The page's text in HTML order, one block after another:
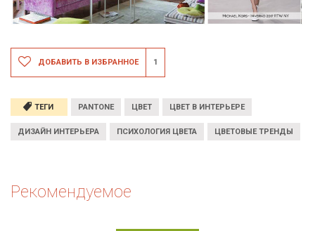
ДОБАВИТЬ В ИЗБРАННОЕ 1
ТЕГИ PANTONE ЦВЕТ ЦВЕТ В ИНТЕРЬЕРЕ
ДИЗАЙН ИНТЕРЬЕРА ПСИХОЛОГИЯ ЦВЕТА ЦВЕТОВЫЕ ТРЕНДЫ
Рекомендуемое